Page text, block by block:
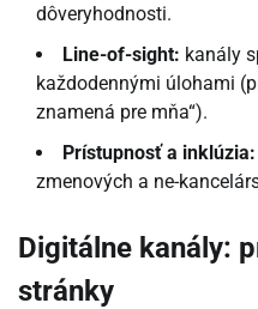
dôveryhodnosti.
Line-of-sight: kanály
každodennými úlohami
znamená pre mňa“).
Prístupnosť a inklúzia:
zmenových a ne-
Digitálne kanály:
stránky